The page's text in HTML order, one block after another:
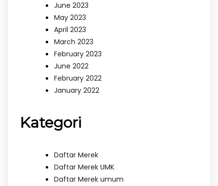
June 2023
May 2023
April 2023
March 2023
February 2023
June 2022
February 2022
January 2022
Kategori
Daftar Merek
Daftar Merek UMK
Daftar Merek umum